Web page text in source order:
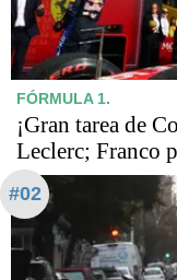
FÓRMULA 1.
¡Gran tarea de
Leclerc; Franco
#02